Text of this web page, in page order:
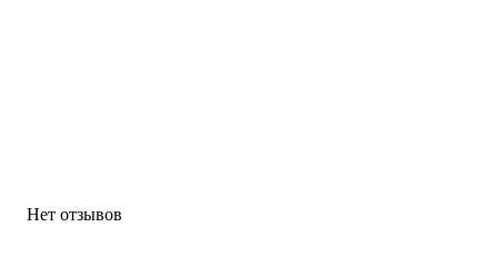
Нет отзывов